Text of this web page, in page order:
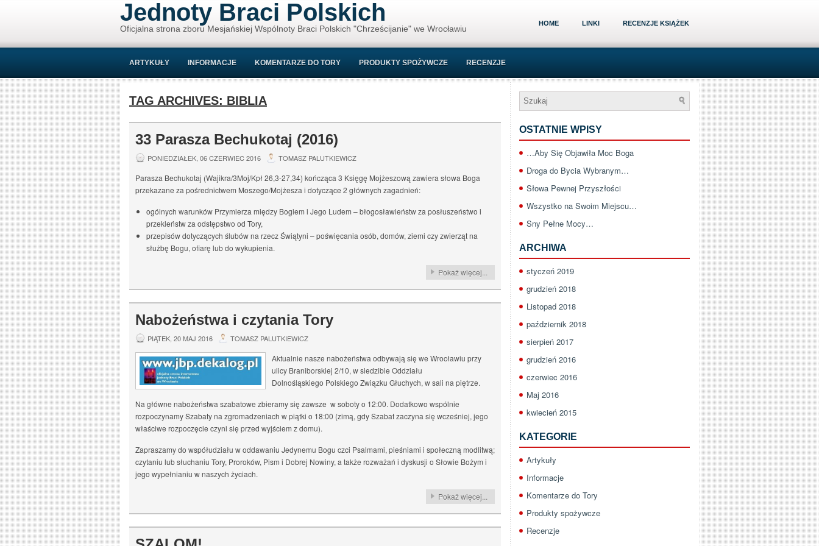
Jednoty Braci Polskich
Oficjalna strona zboru Mesjańskiej Wspólnoty Braci Polskich "Chrześcijanie" we Wrocławiu
HOME LINKI RECENZJE KSIĄŻEK
ARTYKUŁY INFORMACJE KOMENTARZE DO TORY PRODUKTY SPOŻYWCZE RECENZJE
TAG ARCHIVES: BIBLIA
33 Parasza Bechukotaj (2016)
PONIEDZIAŁEK, 06 CZERWIEC 2016 TOMASZ PALUTKIEWICZ
Parasza Bechukotaj (Wajikra/3Moj/Kpł 26,3-27,34) kończąca 3 Księgę Mojżeszową zawiera słowa Boga
przekazane za pośrednictwem Moszego/Mojżesza i dotyczące 2 głównych zagadnień:
ogólnych warunków Przymierza między Bogiem i Jego Ludem – błogosławieństw za posłuszeństwo i
przekleństw za odstępstwo od Tory,
przepisów dotyczących ślubów na rzecz Świątyni – poświęcania osób, domów, ziemi czy zwierząt na
służbę Bogu, ofiarę lub do wykupienia.
Pokaż więcej...
Nabożeństwa i czytania Tory
PIĄTEK, 20 MAJ 2016 TOMASZ PALUTKIEWICZ
Aktualnie nasze nabożeństwa odbywają się we Wrocławiu przy
ulicy Braniborskiej 2/10, w siedzibie Oddziału
Dolnośląskiego Polskiego Związku Głuchych, w sali na piętrze.
Na główne nabożeństwa szabatowe zbieramy się zawsze w soboty o 12:00. Dodatkowo wspólnie
rozpoczynamy Szabaty na zgromadzeniach w piątki o 18:00 (zimą, gdy Szabat zaczyna się wcześniej, jego
właściwe rozpoczęcie czyni się przed wyjściem z domu).
Zapraszamy do współudziału w oddawaniu Jedynemu Bogu czci Psalmami, pieśniami i społeczną modlitwą;
czytaniu lub słuchaniu Tory, Proroków, Pism i Dobrej Nowiny, a także rozważań i dyskusji o Słowie Bożym i
jego wypełnianiu w naszych życiach.
Pokaż więcej...
OSTATNIE WPISY
…Aby Się Objawiła Moc Boga
Droga do Bycia Wybranym…
Słowa Pewnej Przyszłości
Wszystko na Swoim Miejscu…
Sny Pełne Mocy…
ARCHIWA
styczeń 2019
grudzień 2018
Listopad 2018
październik 2018
sierpień 2017
grudzień 2016
czerwiec 2016
Maj 2016
kwiecień 2015
KATEGORIE
Artykuły
Informacje
Komentarze do Tory
Produkty spożywcze
Recenzje